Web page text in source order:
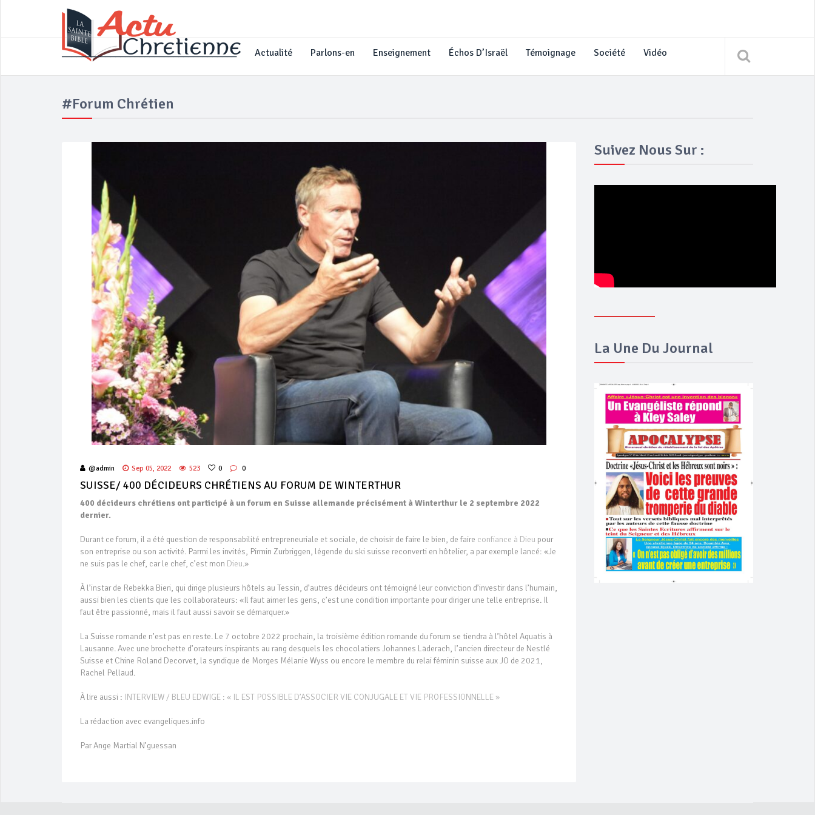
____________________________________ Actualité Parlons-en Enseignement Échos D’Israël Témoignage Société Vidéo
#Forum Chrétien
@admin Sep 05, 2022 523 0 0
SUISSE/ 400 DÉCIDEURS CHRÉTIENS AU FORUM DE WINTERTHUR
400 décideurs chrétiens ont participé à un forum en Suisse allemande précisément à Winterthur le 2 septembre 2022
dernier.
Durant ce forum, il a été question de responsabilité entrepreneuriale et sociale, de choisir de faire le bien, de faire confiance à Dieu pour
son entreprise ou son activité. Parmi les invités, Pirmin Zurbriggen, légende du ski suisse reconverti en hôtelier, a par exemple lancé: «Je
ne suis pas le chef, car le chef, c’est mon Dieu.»
À l’instar de Rebekka Bieri, qui dirige plusieurs hôtels au Tessin, d’autres décideurs ont témoigné leur conviction d’investir dans l’humain,
aussi bien les clients que les collaborateurs: «Il faut aimer les gens, c’est une condition importante pour diriger une telle entreprise. Il
faut être passionné, mais il faut aussi savoir se démarquer.»
La Suisse romande n’est pas en reste. Le 7 octobre 2022 prochain, la troisième édition romande du forum se tiendra à l’hôtel Aquatis à
Lausanne. Avec une brochette d’orateurs inspirants au rang desquels les chocolatiers Johannes Läderach, l’ancien directeur de Nestlé
Suisse et Chine Roland Decorvet, la syndique de Morges Mélanie Wyss ou encore le membre du relai féminin suisse aux JO de 2021,
Rachel Pellaud.
À lire aussi : INTERVIEW / BLEU EDWIGE : « IL EST POSSIBLE D’ASSOCIER VIE CONJUGALE ET VIE PROFESSIONNELLE »
La rédaction avec evangeliques.info
Par Ange Martial N’guessan
Suivez Nous Sur :
La Une Du Journal